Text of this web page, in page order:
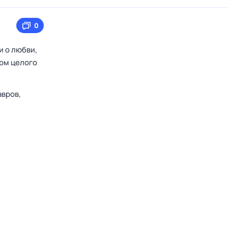
0
о любви,
целого